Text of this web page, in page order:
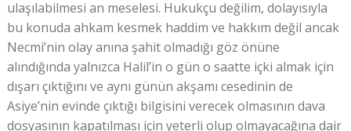
ulaşılabilmesi an meselesi. Hukukçu değilim, dolayısıyla
bu konuda ahkam kesmek haddim ve hakkım değil ancak
Necmi’nin olay anına şahit olmadığı göz önüne
alındığında yalnızca Halil’in o gün o saatte içki almak için
dışarı çıktığını ve aynı günün akşamı cesedinin de
Asiye’nin evinde çıktığı bilgisini verecek olmasının dava
dosyasının kapatılması için yeterli olup olmayacağına dair